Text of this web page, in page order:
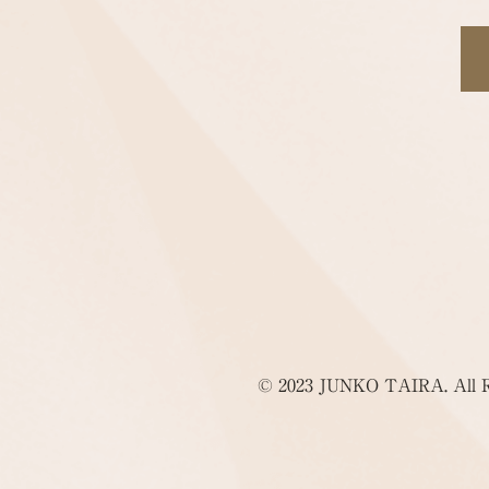
© 2023 JUNKO TAIRA. All